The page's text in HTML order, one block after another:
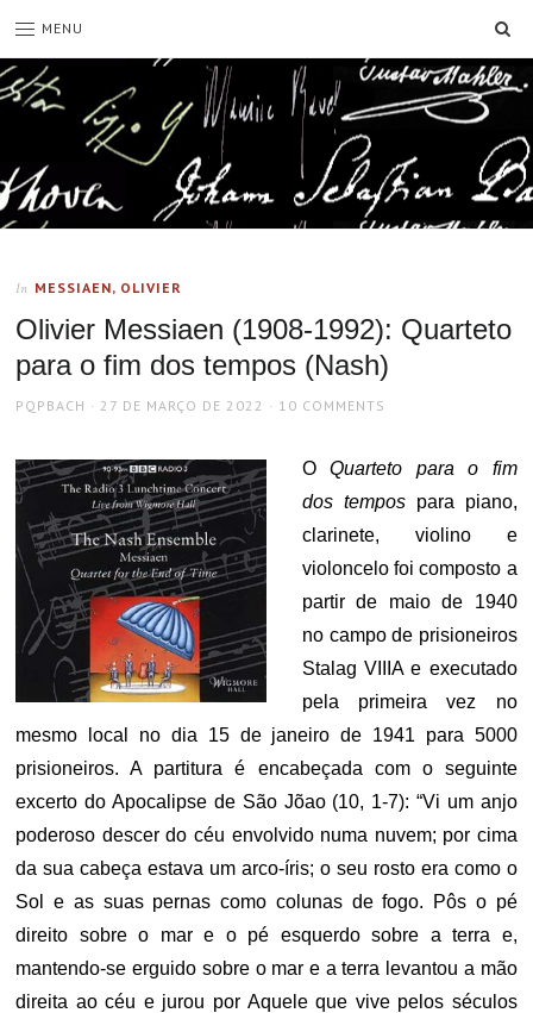
MENU
In MESSIAEN, OLIVIER
Olivier Messiaen (1908-1992): Quarteto
para o fim dos tempos (Nash)
AUTHOR
PQPBACH
POSTED
27 DE MARÇO DE 2022 10 COMMENTS
OQuarteto para o fim
dos tempospara piano,
clarinete, violino e
violoncelo foi composto a
partir de maio de 1940
no campo de prisioneiros
Stalag VIIIA e executado
pela primeira vez no
mesmo local no dia 15 de janeiro de 1941 para 5000
prisioneiros. A partitura é encabeçada com o seguinte
excerto do Apocalipse de São Jõao (10, 1-7): “Vi um anjo
poderoso descer do céu envolvido numa nuvem; por cima
da sua cabeça estava um arco-íris; o seu rosto era como o
Sol e as suas pernas como colunas de fogo. Pôs o pé
direito sobre o mar e o pé esquerdo sobre a terra e,
mantendo-se erguido sobre o mar e a terra levantou a mão
direita ao céu e jurou por Aquele que vive pelos séculos